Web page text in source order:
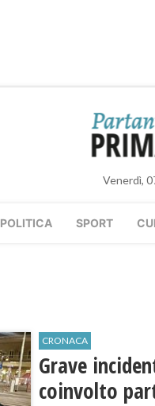
Venerdì,
POLITICA SPORT
CRONACA
Grave
coinvolto